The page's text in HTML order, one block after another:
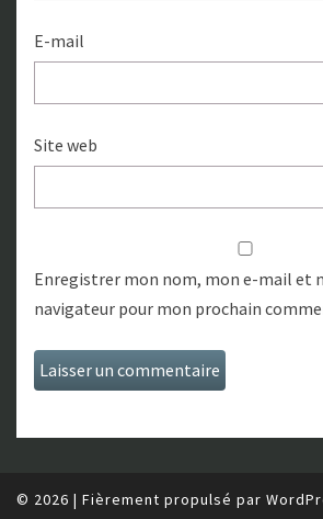
E-mail
Site web
Enregistrer mon nom, mon e-mail et
navigateur pour mon prochain
© 2026 | Fièrement propulsé par